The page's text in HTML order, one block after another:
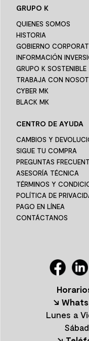
GRUPO K
QUIENES SOMOS
HISTORIA
GOBIERNO
INFORMACIÓN
GRUPO K SOSTENIBLE
TRABAJA CON
CYBER MK
BLACK MK
CENTRO DE AYUDA
CAMBIOS Y
SIGUE TU COMPRA
PREGUNTAS
ASESORÍA TÉCNICA
TÉRMINOS Y
POLÍTICA DE
PAGO EN LÍNEA
CONTÁCTANOS
↘
Lunes a